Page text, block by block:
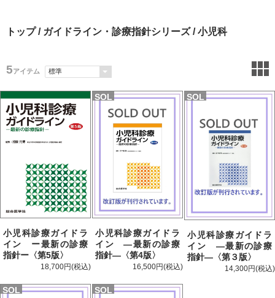
トップ/ ガイドライン・診療指針シリーズ / 小児科
5アイテム
小児科診療ガイドラ
イン ー最新の診療
指針ー〈第5版〉
18,700円
SOL
小児科診療ガイドラ
イン —最新の診療
指針—〈第4版〉
16,500円
SOL
小児科診療ガイドラ
イン —最新の診療
指針—〈第３版〉
14,300円
SOL
SOL